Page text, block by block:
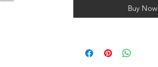
Buy Now